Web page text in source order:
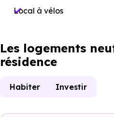
Local à vélos
Les logements
résidence
Habiter Investir